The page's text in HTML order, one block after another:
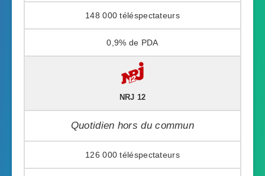
148 000
0,9%
NRJ 12
Quotidien hors du commun
126 000